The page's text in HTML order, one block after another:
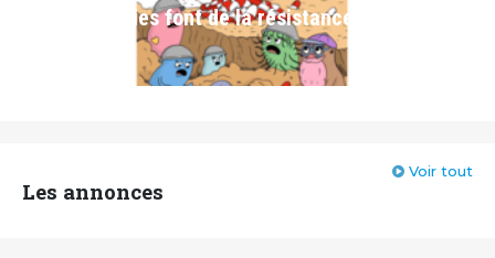
Les bactéries font de la résistance
Les annonces
Voir tout